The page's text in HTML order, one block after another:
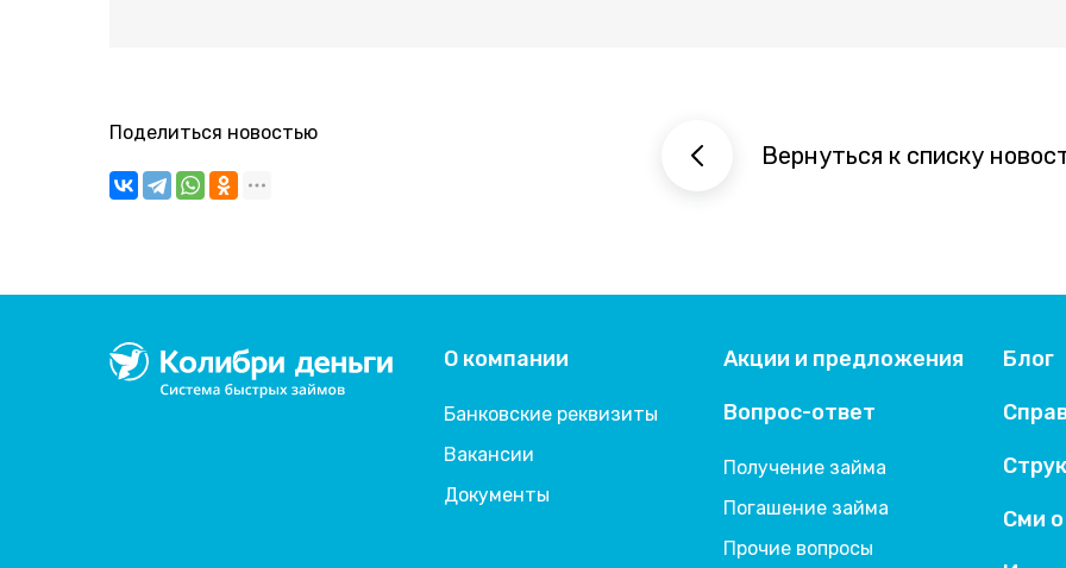
Вернуться к списку
Поделиться новостью
О компании
Банковские реквизиты
Вакансии
Документы
Акции и предложения
Вопрос-ответ
Получение займа
Погашение займа
Прочие вопросы
Блог
Сми